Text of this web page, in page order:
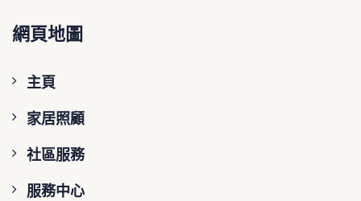
網頁地圖
主頁
家居照顧
社區服務
服務中心